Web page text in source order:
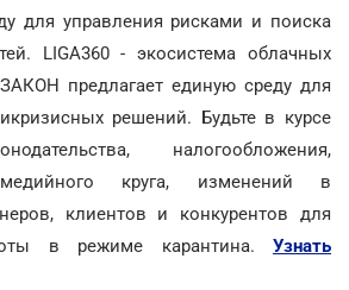
для управления рисками и поиска
LIGA360 - экосистема облачных
предлагает единую среду для
решений. Будьте в курсе
налогообложения,
медийного круга, изменений в
клиентов и конкурентов для
в режиме карантина. Узнать